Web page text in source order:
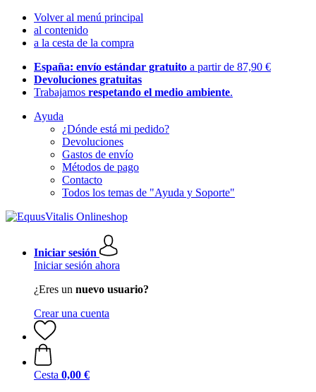
Volver al menú principal
al contenido
a la cesta de la compra
España: envío estándar gratuito a partir de 87,90 €
Devoluciones gratuitas
Trabajamos respetando el medio ambiente.
Ayuda
¿Dónde está mi pedido?
Devoluciones
Gastos de envío
Métodos de pago
Contacto
Todos los temas de "Ayuda y Soporte"
Iniciar sesión
Iniciar sesión ahora
¿Eres un nuevo usuario?
Crear una cuenta
Cesta 0,00 €